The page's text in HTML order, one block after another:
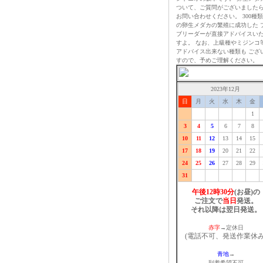
ついて、ご質問がございましたら
お問い合わせください。 300種
の卵生メダカの繁殖に成功した
ブリーダーが直接アドバイスい
すよ。 なお、上級種やミジンコ
アドバイス出来ない種類も ござ
すので、予めご理解ください。
2023年12月
日
月 火 水 木 金
1
3
4 5 6 7 8
10
11 12 13 14 15
17
18 19 20 21 22
24
25 26 27 28 29
31
午後12時30分(お昼)の
ご注文で当日 発送。
それ以降は翌日発送。
赤字→定休日
(電話不可、発送作業休
青地→